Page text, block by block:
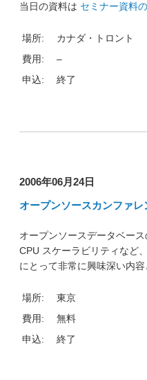
当日の資料は セミナー資料
場所:
カナダ・トロント
費用:
–
申込:
終了
2006年06月24日
オープンソースカンファレ
オープンソースデータベー
CPU スケーラビリティなど
にとって非常に興味深い内容
場所:
東京
費用:
無料
申込:
終了